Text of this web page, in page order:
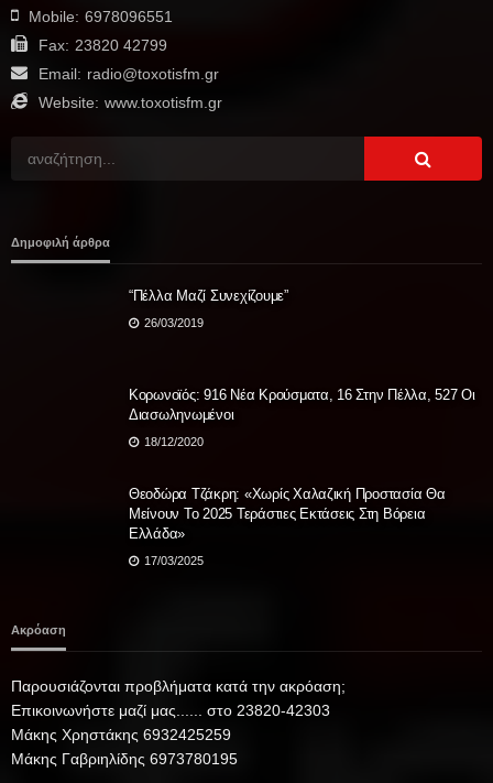
Mobile: 6978096551
Fax: 23820 42799
Email: radio@toxotisfm.gr
Website: www.toxotisfm.gr
Δημοφιλή άρθρα
“Πέλλα Μαζί Συνεχίζουμε”
26/03/2019
Κορωνοϊός: 916 Νέα Κρούσματα, 16 Στην Πέλλα, 527 Οι
Διασωληνωμένοι
18/12/2020
Θεοδώρα Τζάκρη: «Χωρίς Χαλαζική Προστασία Θα
Μείνουν Το 2025 Τεράστιες Εκτάσεις Στη Βόρεια
Ελλάδα»
17/03/2025
Ακρόαση
Παρουσιάζονται προβλήματα κατά την ακρόαση;
Επικοινωνήστε μαζί μας...... στο 23820-42303
Μάκης Χρηστάκης 6932425259
Μάκης Γαβριηλίδης 6973780195